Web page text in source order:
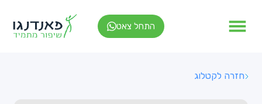
התחל צאט
חזרה לקטלוג